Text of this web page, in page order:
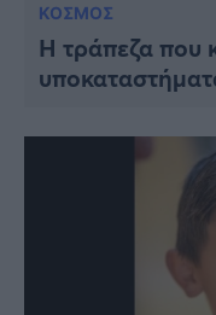
ΚΟΣΜΟΣ
H τράπεζα που